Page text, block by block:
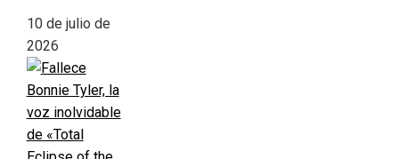
10 de julio de
2026